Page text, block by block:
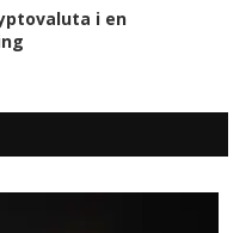
i en